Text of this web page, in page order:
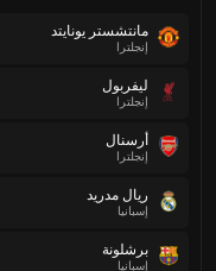
مانتشستر يونايتد
إنجلترا
ليفربول
إنجلترا
أرسنال
إنجلترا
ريال مدريد
إسبانيا
برشلونة
إسبانيا